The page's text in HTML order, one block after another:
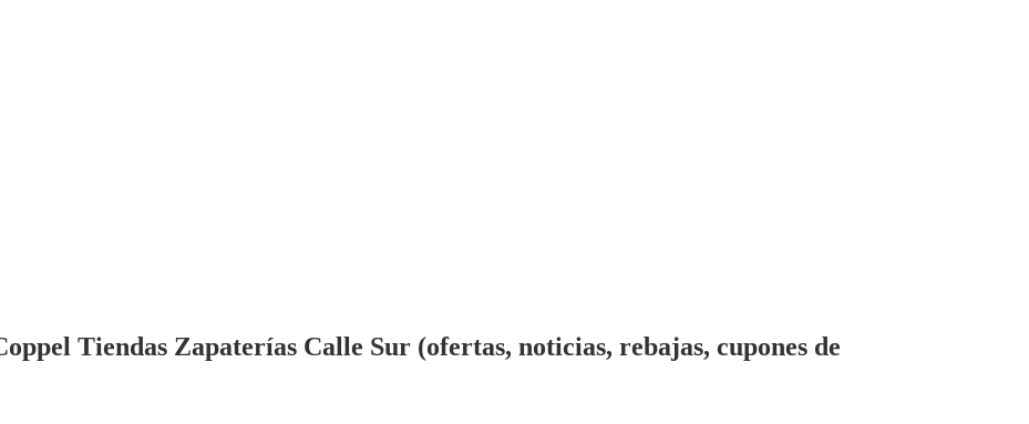
Tiendas Zapaterías Calle Sur (ofertas, noticias, rebajas, cupones de